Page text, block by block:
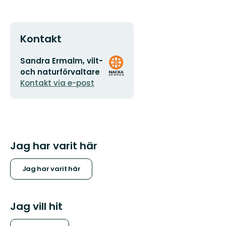
Kontakt
E-
postadress
Sandra Ermalm, vilt-
och naturförvaltare
Kontakt via e-post
Organisationens
logotyp
Jag har varit här
Jag har varit här
Jag vill hit